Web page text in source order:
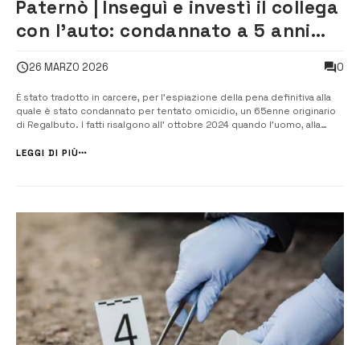
Paternò | Inseguì e investì il collega
con l’auto: condannato a 5 anni
26 MARZO 2026 0
È stato tradotto in carcere, per l’espiazione della pena definitiva alla
quale è stato condannato per tentato omicidio, un 65enne originario
di Regalbuto. I fatti risalgono all’ ottobre 2024 quando l’uomo, alla
di Belpasso, un collega di lavoro che viaggiava a bord...
LEGGI DI PIÙ